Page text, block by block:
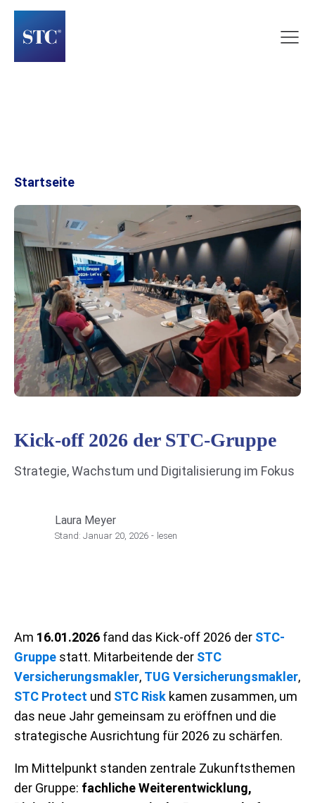
Startseite
Kick-off 2026 der STC-Gruppe
Strategie, Wachstum und Digitalisierung im Fokus
Laura Meyer
Stand: Januar 20, 2026 - lesen
Am 16.01.2026 fand das Kick-off 2026 der STC-
Gruppe statt. Mitarbeitende der STC
Versicherungsmakler, TUG Versicherungsmakler,
STC Protect und STC Risk kamen zusammen, um
das neue Jahr gemeinsam zu eröffnen und die
strategische Ausrichtung für 2026 zu schärfen.
Im Mittelpunkt standen zentrale Zukunftsthemen
der Gruppe: fachliche Weiterentwicklung,